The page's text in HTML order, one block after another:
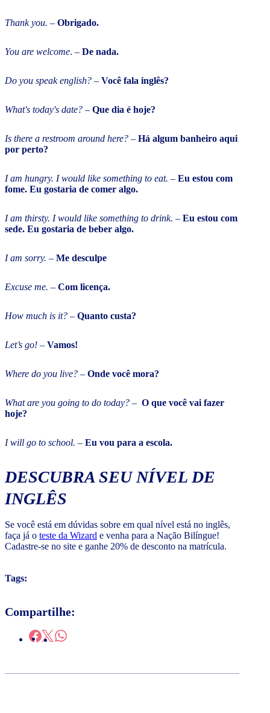
Thank you. – Obrigado.
You are welcome. – De nada.
Do you speak english? – Você fala inglês?
What's today's date? – Que dia é hoje?
Is there a restroom around here? – Há algum banheiro aqui
por perto?
I am hungry. I would like something to eat. – Eu estou com
fome. Eu gostaria de comer algo.
I am thirsty. I would like something to drink. – Eu estou com
sede. Eu gostaria de beber algo.
I am sorry. – Me desculpe
Excuse me. – Com licença.
How much is it? – Quanto custa?
Let’s go! – Vamos!
Where do you live? – Onde você mora?
What are you going to do today? – O que você vai fazer
hoje?
I will go to school. – Eu vou para a escola.
DESCUBRA SEU NÍVEL DE
INGLÊS
Se você está em dúvidas sobre em qual nível está no inglês,
faça já o teste da Wizard e venha para a Nação Bilíngue!
Cadastre-se no site e ganhe 20% de desconto na matrícula.
Tags:
Compartilhe: